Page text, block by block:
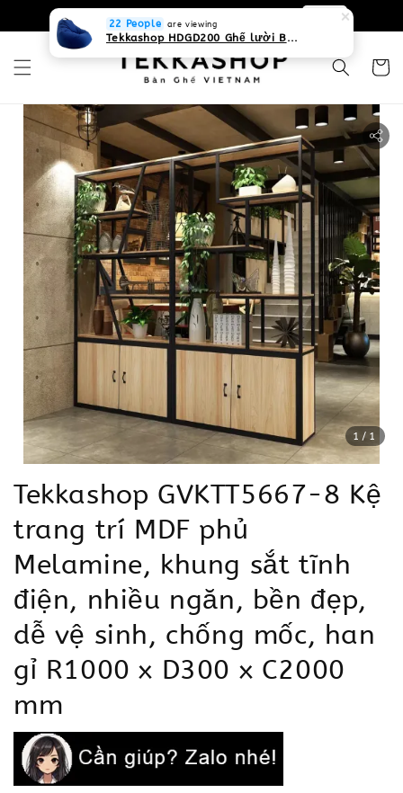
0931268840 Liên hệ với chúng tôi
1 /1
Tekkashop GVKTT5667-8 Kệ
trang trí MDF phủ
Melamine, khung sắt tĩnh
điện, nhiều ngăn, bền đẹp,
dễ vệ sinh, chống mốc, han
gỉ R1000 x D300 x C2000
mm
22 People are viewing
Tekkashop HDGD200 Ghế lười Beanbag form truyền thống, chất liệu Olefin canvas kháng nước, màu xanh biển, có thể sử dụng trong nhà và cả ngoài trời, có quai xách